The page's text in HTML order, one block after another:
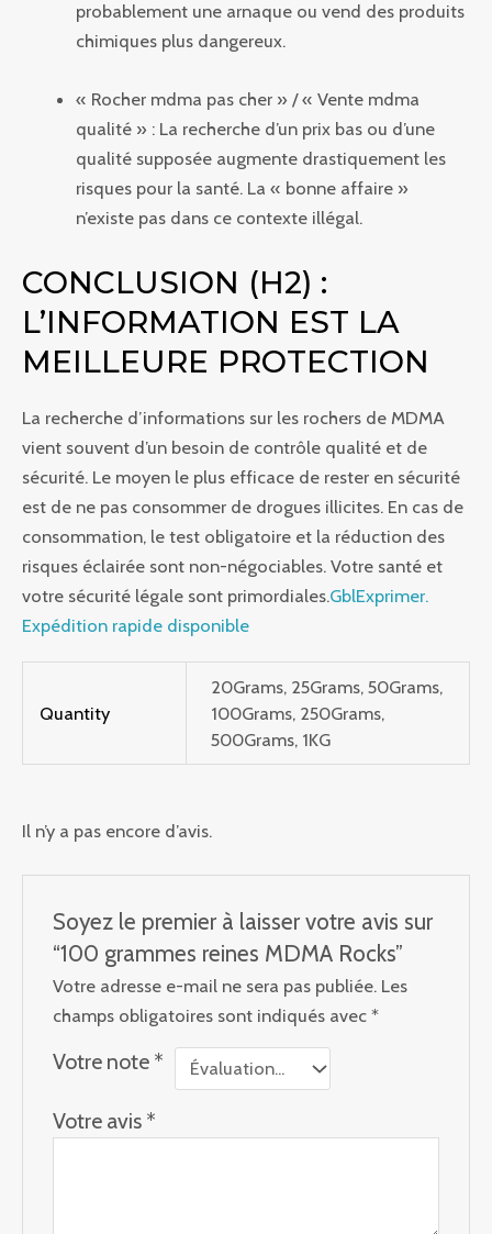
probablement une arnaque ou vend des produits
chimiques plus dangereux.
« Rocher mdma pas cher » / « Vente mdma
qualité » : La recherche d’un prix bas ou d’une
qualité supposée augmente drastiquement les
risques pour la santé. La « bonne affaire »
n’existe pas dans ce contexte illégal.
CONCLUSION (H2) :
L’INFORMATION EST LA
MEILLEURE PROTECTION
La recherche d’informations sur les rochers de MDMA
vient souvent d’un besoin de contrôle qualité et de
sécurité. Le moyen le plus efficace de rester en sécurité
est de ne pas consommer de drogues illicites. En cas de
consommation, le test obligatoire et la réduction des
risques éclairée sont non-négociables. Votre santé et
votre sécurité légale sont primordiales.GblExprimer.
Expédition rapide disponible
Quantity
20Grams, 25Grams, 50Grams,
100Grams, 250Grams,
500Grams, 1KG
Il n’y a pas encore d’avis.
Soyez le premier à laisser votre avis sur
“100 grammes reines MDMA Rocks”
Votre adresse e-mail ne sera pas publiée. Les
champs obligatoires sont indiqués avec*
Votre note *
Votre avis *